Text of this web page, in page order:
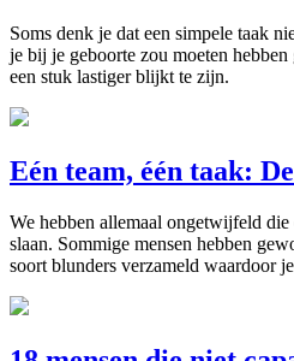
Soms denk je dat een simpele taak
je bij je geboorte zou moeten
een stuk lastiger blijkt te zijn.
Eén team, één taak:
We hebben allemaal ongetwijfeld
slaan. Sommige mensen hebben
soort blunders verzameld waardoor